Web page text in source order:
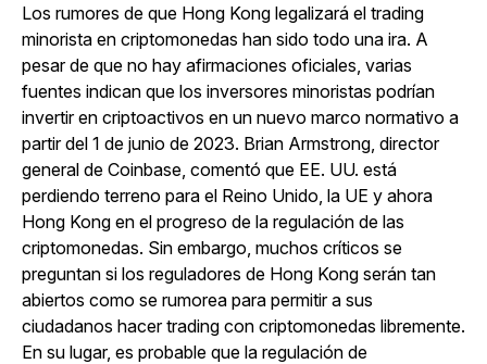
Los rumores de que Hong Kong legalizará el trading
minorista en criptomonedas han sido todo una ira. A
pesar de que no hay afirmaciones oficiales, varias
fuentes indican que los inversores minoristas podrían
invertir en criptoactivos en un nuevo marco normativo a
partir del 1 de junio de 2023. Brian Armstrong, director
general de Coinbase, comentó que EE. UU. está
perdiendo terreno para el Reino Unido, la UE y ahora
Hong Kong en el progreso de la regulación de las
criptomonedas. Sin embargo, muchos críticos se
preguntan si los reguladores de Hong Kong serán tan
abiertos como se rumorea para permitir a sus
ciudadanos hacer trading con criptomonedas libremente.
En su lugar, es probable que la regulación de